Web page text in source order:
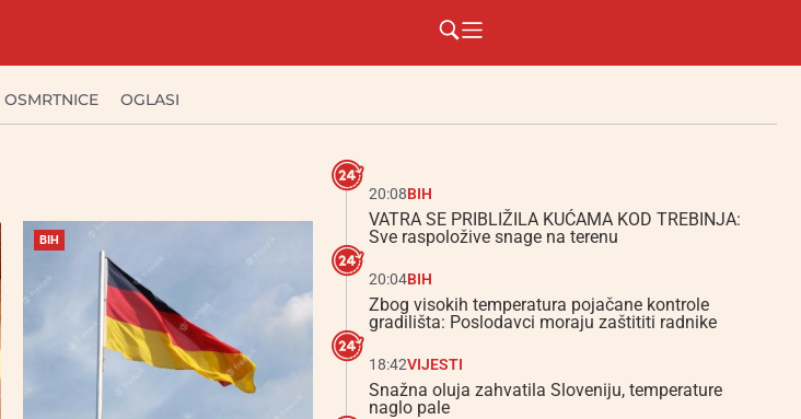
OSMRTNICE OGLASI
BIH
20:08BIH
VATRA SE PRIBLIŽILA KUĆAMA KOD TREBINJA:
Sve raspoložive snage na terenu
20:04BIH
Zbog visokih temperatura pojačane kontrole
gradilišta: Poslodavci moraju zaštititi radnike
18:42VIJESTI
Snažna oluja zahvatila Sloveniju, temperature
naglo pale